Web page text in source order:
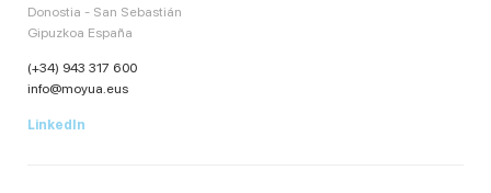
Donostia - San Sebastián
Gipuzkoa España
(+34) 943 317 600
info@moyua.eus
LinkedIn